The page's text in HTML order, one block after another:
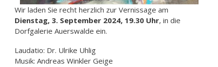
Wir laden Sie recht herzlich zur Vernissage am
Dienstag, 3. September 2024, 19.30 Uhr, in die
Dorfgalerie Auerswalde ein.
Laudatio: Dr. Ulrike Uhlig
Musik: Andreas Winkler Geige